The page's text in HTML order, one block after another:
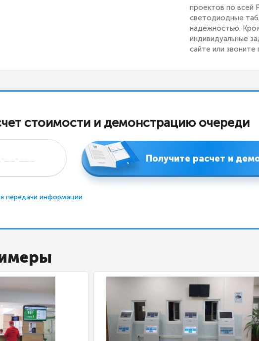
проектов по всей
светодиодные
надежностью.
индивидуальные
сайте или
стоимости и демонстрацию очереди
Получите расчет и
передачи информации